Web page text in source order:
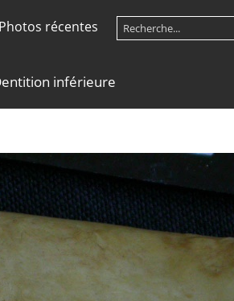
Photos récentes
inférieure